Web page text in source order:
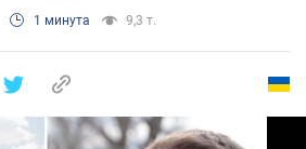
1 минута 9,3 т.